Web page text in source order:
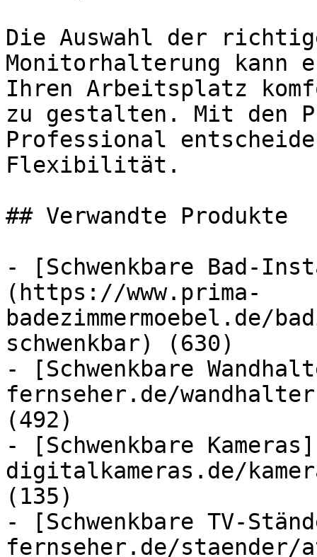
Die Auswahl der
Monitorhalterung kann
Ihren Arbeitsplatz
zu gestalten. Mit den
Professional
Flexibilität.
## Verwandte Produkte
- [Schwenkbare Bad-
(https://www.prima-
schwenkbar) (630)
- [Schwenkbare
fernseher.de/
(492)
- [Schwenkbare
digitalkameras.de/
(135)
- [Schwenkbare TV-
fernseher.de/